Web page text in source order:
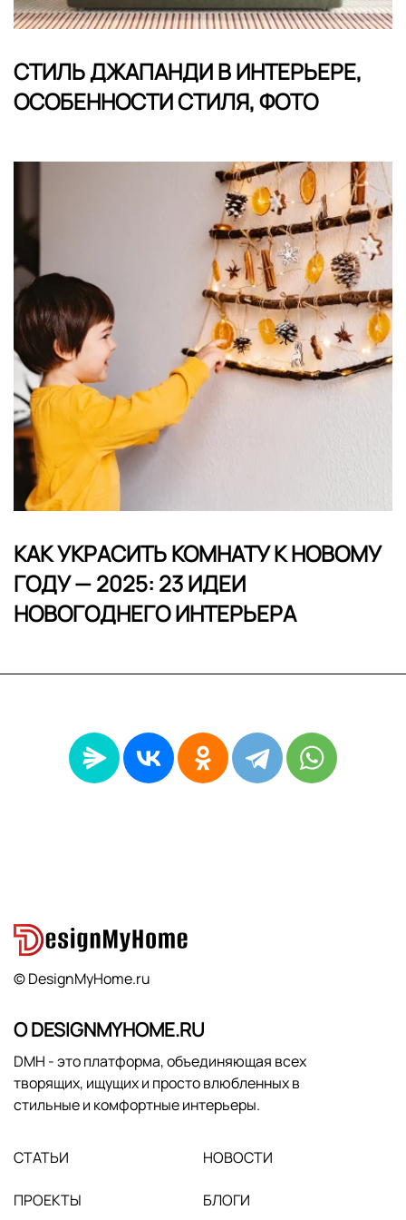
СТИЛЬ ДЖАПАНДИ В ИНТЕРЬЕРЕ,
ОСОБЕННОСТИ СТИЛЯ, ФОТО
КАК УКРАСИТЬ КОМНАТУ К НОВОМУ
ГОДУ — 2025: 23 ИДЕИ
НОВОГОДНЕГО ИНТЕРЬЕРА
© DesignMyHome.ru
О DESIGNMYHOME.RU
DMH - это платформа, объединяющая всех
творящих, ищущих и просто влюбленных в
стильные и комфортные интерьеры.
СТАТЬИ НОВОСТИ
ПРОЕКТЫ БЛОГИ